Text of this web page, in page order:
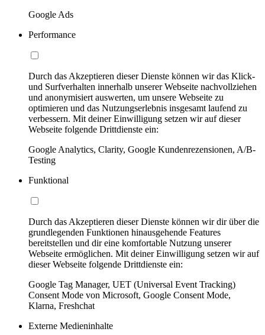
Google Ads
Performance
Durch das Akzeptieren dieser Dienste können wir das Klick-
und Surfverhalten innerhalb unserer Webseite nachvollziehen
und anonymisiert auswerten, um unsere Webseite zu
optimieren und das Nutzungserlebnis insgesamt laufend zu
verbessern. Mit deiner Einwilligung setzen wir auf dieser
Webseite folgende Drittdienste ein:
Google Analytics, Clarity, Google Kundenrezensionen, A/B-
Testing
Funktional
Durch das Akzeptieren dieser Dienste können wir dir über die
grundlegenden Funktionen hinausgehende Features
bereitstellen und dir eine komfortable Nutzung unserer
Webseite ermöglichen. Mit deiner Einwilligung setzen wir auf
dieser Webseite folgende Drittdienste ein:
Google Tag Manager, UET (Universal Event Tracking)
Consent Mode von Microsoft, Google Consent Mode,
Klarna, Freshchat
Externe Medieninhalte